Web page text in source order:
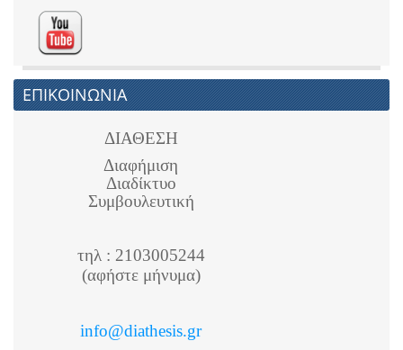
ΕΠΙΚΟΙΝΩΝΙΑ
ΔΙΑΘΕΣΗ
Διαφήμιση
Διαδίκτυο
Συμβουλευτική
τηλ : 2103005244
(αφήστε μήνυμα)
info@diathesis.gr